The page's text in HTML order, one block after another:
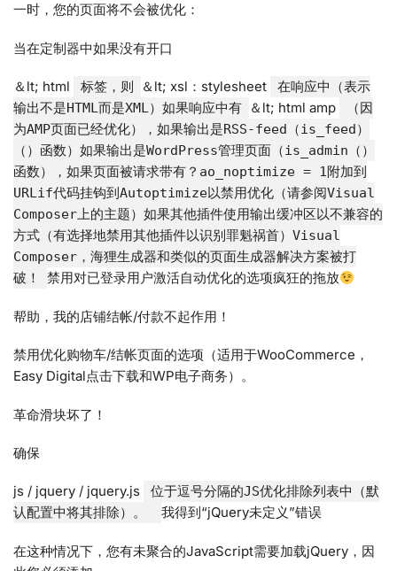
一时，您的页面将不会被优化：
当在定制器中如果没有开口
＆lt; html 标签，则 ＆lt; xsl：stylesheet
在响应中（表示
输出不是HTML而是XML）如果响应中有
＆lt; html amp
（因
为AMP页面已经优化），如果输出是RSS-feed（is_feed）
（）函数）如果输出是WordPress管理页面（is_admin（）
函数），如果页面被请求带有？ao_noptimize = 1附加到
URLif代码挂钩到Autoptimize以禁用优化（请参阅Visual
Composer上的主题）如果其他插件使用输出缓冲区以不兼容的
方式（有选择地禁用其他插件以识别罪魁祸首）Visual
Composer，海狸生成器和类似的页面生成器解决方案被打
破！
禁用对已登录用户激活自动优化的选项疯狂的拖放
帮助，我的店铺结帐/付款不起作用！
禁用优化购物车/结帐页面的选项（适用于WooCommerce，
Easy Digital点击下载和WP电子商务）。
革命滑块坏了！
确保
js / jquery / jquery.js
位于逗号分隔的JS优化排除列表中（默
认配置中将其排除）。
我得到“jQuery未定义”错误
在这种情况下，您有未聚合的JavaScript需要加载jQuery，因